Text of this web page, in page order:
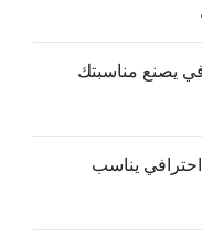
يصنع مناسبتك
يناسب